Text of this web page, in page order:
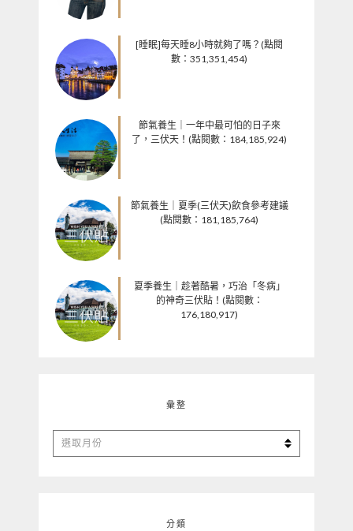
[睡眠]每天睡8小時就夠了嗎？(點閱
數：351,351,454)
節氣養生｜一年中最可怕的日子來
了，三伏天！(點閱數：184,185,924)
節氣養生｜夏季(三伏天)飲食參考建議
(點閱數：181,185,764)
夏季養生｜趁著酷暑，巧治「冬病」
的神奇三伏貼！(點閱數：
176,180,917)
彙整
彙
整
分類